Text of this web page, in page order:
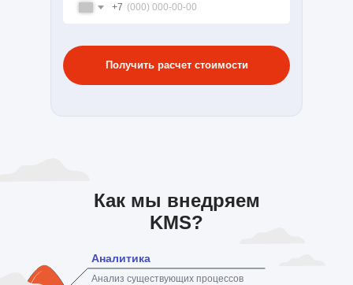
Получить расчет стоимости
+7
Как мы внедряем
KMS?
Анализ существующих процессов
Аналитика